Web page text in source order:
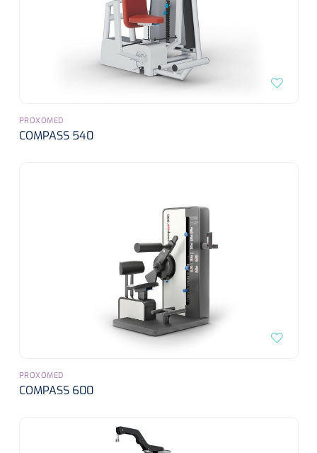
PROXOMED
COMPASS 540
PROXOMED
COMPASS 600